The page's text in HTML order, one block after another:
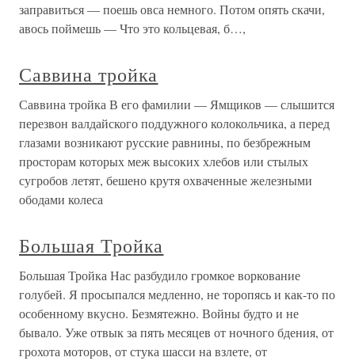
заправиться — поешь овса немного. Потом опять скачи,
авось поймешь — Что это кольцевая, б…,
Саввина тройка
Саввина тройка В его фамилии — Ямщиков — слышится
перезвон валдайского поддужного колокольчика, а перед
глазами возникают русские равнины, по безбрежным
просторам которых меж высоких хлебов или стылых
сугробов летят, бешено крутя охваченные железными
ободами колеса
Большая Тройка
Большая Тройка Нас разбудило громкое воркование
голубей. Я просыпался медленно, не торопясь и как-то по
особенному вкусно. Безмятежно. Войны будто и не
бывало. Уже отвык за пять месяцев от ночного бдения, от
грохота моторов, от стука шасси на взлете, от